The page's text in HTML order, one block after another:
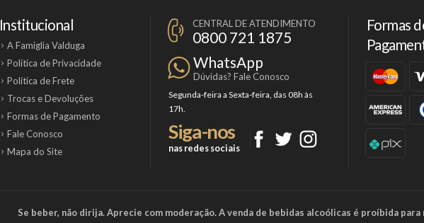
Institucional
A Famiglia Valduga
Política de Privacidade
Política de Frete
Trocas e Devoluções
Formas de Pagamento
Fale Conosco
Mapa do Site
CENTRAL DE ATENDIMENTO
0800 721 1875
WhatsApp
Dúvidas? Fale Conosco
Segunda-feira a Sexta-feira, das 08h às
17h.
Siga-nos
nas redes sociais
Formas
Se beber, não dirija. Aprecie com moderação. A venda de bebidas alcoólicas é proíbida para